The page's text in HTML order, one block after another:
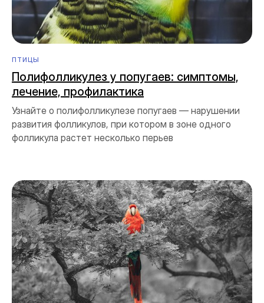
ПТИЦЫ
Полифолликулез у попугаев: симптомы,
лечение, профилактика
Узнайте о полифолликулезе попугаев — нарушении
развития фолликулов, при котором в зоне одного
фолликула растет несколько перьев